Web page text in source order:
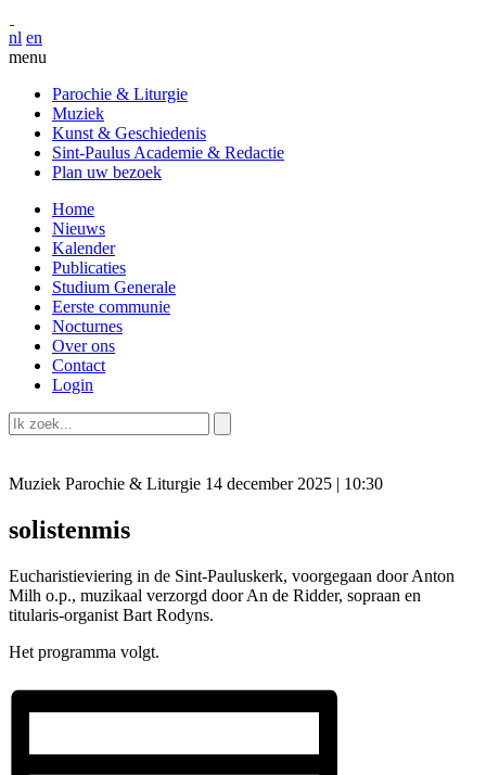
nl en
menu
Parochie & Liturgie
Muziek
Kunst & Geschiedenis
Sint-Paulus Academie & Redactie
Plan uw bezoek
Home
Nieuws
Kalender
Publicaties
Studium Generale
Eerste communie
Nocturnes
Over ons
Contact
Login
Muziek Parochie & Liturgie 14 december 2025 | 10:30
solistenmis
Eucharistieviering in de Sint-Pauluskerk, voorgegaan door Anton
Milh o.p., muzikaal verzorgd door An de Ridder, sopraan en
titularis-organist Bart Rodyns.
Het programma volgt.